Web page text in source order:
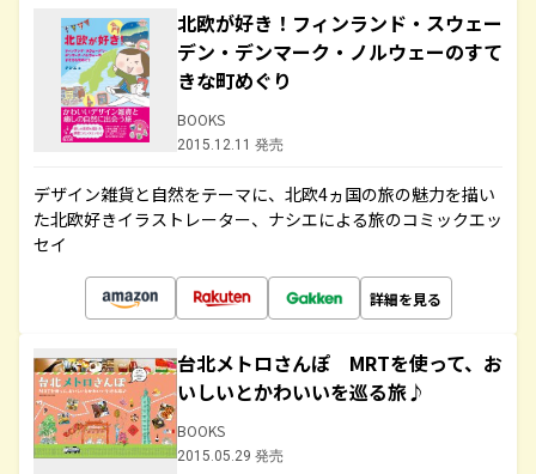
北欧が好き！フィンランド・スウェー
デン・デンマーク・ノルウェーのすて
きな町めぐり
BOOKS
2015.12.11 発売
デザイン雑貨と自然をテーマに、北欧4ヵ国の旅の魅力を描い
た北欧好きイラストレーター、ナシエによる旅のコミックエッ
セイ
詳細を見る
台北メトロさんぽ MRTを使って、お
いしいとかわいいを巡る旅♪
BOOKS
2015.05.29 発売